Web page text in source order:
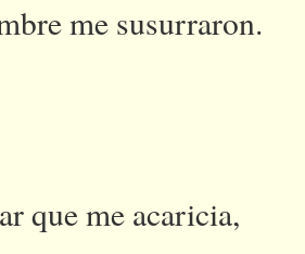
me susurraron.
que me acaricia,